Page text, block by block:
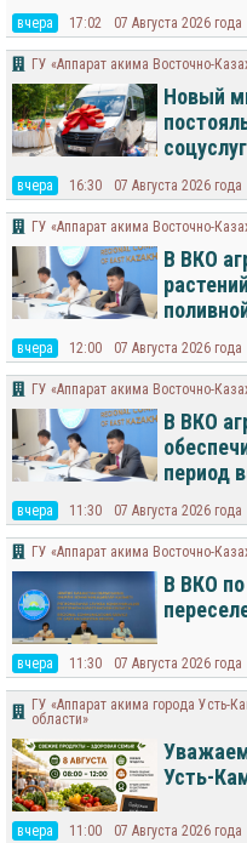
вчера 17:02 07 Августа 2026 года
ГУ «Аппарат акима Восточно-
Новый
вчера 16:30 07 Августа 2026 года
ГУ «Аппарат акима Восточно-
В ВКО
вчера 12:00 07 Августа 2026 года
ГУ «Аппарат акима Восточно-
В ВКО
период
вчера 11:30 07 Августа 2026 года
ГУ «Аппарат акима Восточно-
В ВКО
вчера 11:30 07 Августа 2026 года
ГУ «Аппарат акима города Усть-
области»
Усть-
вчера 11:00 07 Августа 2026 года